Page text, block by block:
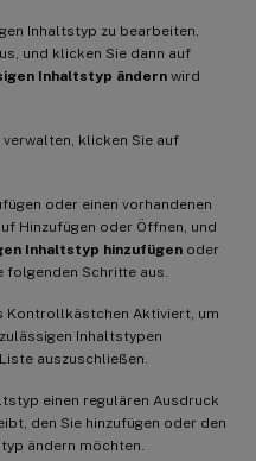
Inhaltstyp zu bearbeiten,
und klicken Sie dann auf
Inhaltstyp ändern wird
klicken Sie auf
oder einen vorhandenen
Hinzufügen oder Öffnen, und
Inhaltstyp hinzufügen oder
folgenden Schritte aus.
Kontrollkästchen Aktiviert, um
Inhaltstypen
auszuschließen.
einen regulären Ausdruck
den Sie hinzufügen oder den
ändern möchten.